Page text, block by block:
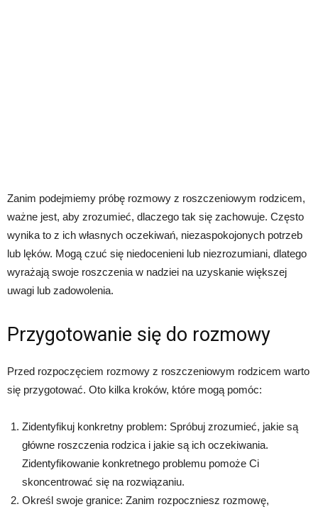
Zanim podejmiemy próbę rozmowy z roszczeniowym rodzicem,
ważne jest, aby zrozumieć, dlaczego tak się zachowuje. Często
wynika to z ich własnych oczekiwań, niezaspokojonych potrzeb
lub lęków. Mogą czuć się niedocenieni lub niezrozumiani, dlatego
wyrażają swoje roszczenia w nadziei na uzyskanie większej
uwagi lub zadowolenia.
Przygotowanie się do rozmowy
Przed rozpoczęciem rozmowy z roszczeniowym rodzicem warto
się przygotować. Oto kilka kroków, które mogą pomóc:
Zidentyfikuj konkretny problem: Spróbuj zrozumieć, jakie są
główne roszczenia rodzica i jakie są ich oczekiwania.
Zidentyfikowanie konkretnego problemu pomoże Ci
skoncentrować się na rozwiązaniu.
Określ swoje granice: Zanim rozpoczniesz rozmowę,